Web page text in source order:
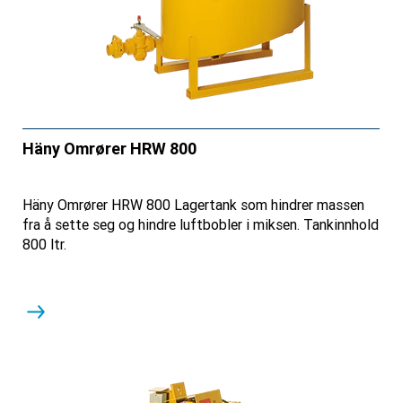
Häny Omrører HRW 800
Häny Omrører HRW 800 Lagertank som hindrer massen
fra å sette seg og hindre luftbobler i miksen. Tankinnhold
800 ltr.